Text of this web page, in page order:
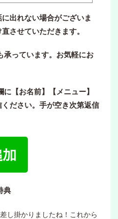
出れない場合がございま
させていただきます。
承っています。お気軽にお
【お名前】【メニュー】
ください。手が空き次第返信
典
し掛かりましたね！これから